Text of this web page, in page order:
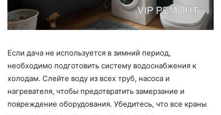
Если дача не используется в зимний период,
необходимо подготовить систему водоснабжения к
холодам. Слейте воду из всех труб, насоса и
нагревателя, чтобы предотвратить замерзание и
повреждение оборудования. Убедитесь, что все краны